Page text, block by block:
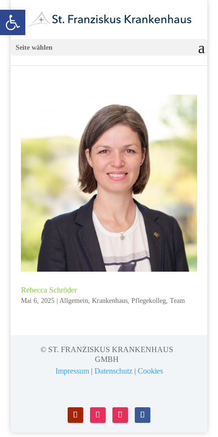
Seite wählen
Rebecca Schröder
Mai 6, 2025| Allgemein Krankenhaus, Pflegekolleg, Team
© ST. FRANZISKUS KRANKENHAUS
GMBH
Impressum| Datenschutz| Cookies
Open toolbar